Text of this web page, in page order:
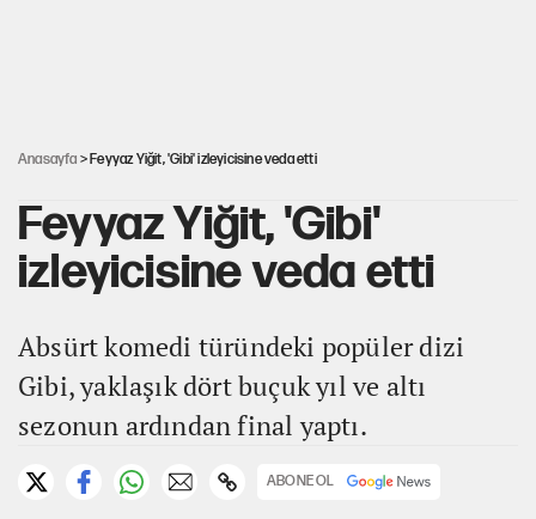
Anasayfa > Feyyaz Yiğit, 'Gibi' izleyicisine veda etti
Feyyaz Yiğit, 'Gibi'
izleyicisine veda etti
Absürt komedi türündeki popüler dizi
Gibi, yaklaşık dört buçuk yıl ve altı
sezonun ardından final yaptı.
ABONE OL